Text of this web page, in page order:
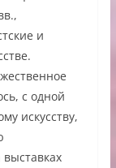
и
с одной
искусству,